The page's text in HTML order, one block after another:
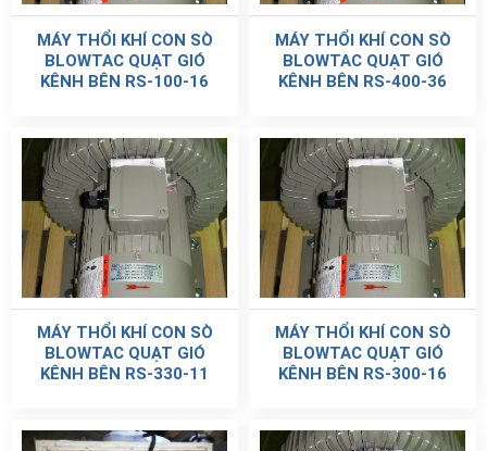
MÁY THỔI KHÍ CON SÒ
BLOWTAC QUẠT GIÓ
KÊNH BÊN RS-100-16
MÁY THỔI KHÍ CON SÒ
BLOWTAC QUẠT GIÓ
KÊNH BÊN RS-400-36
MÁY THỔI KHÍ CON SÒ
BLOWTAC QUẠT GIÓ
KÊNH BÊN RS-330-11
MÁY THỔI KHÍ CON SÒ
BLOWTAC QUẠT GIÓ
KÊNH BÊN RS-300-16